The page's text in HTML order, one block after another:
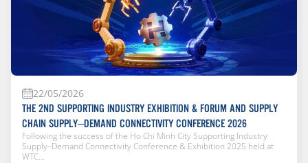
22/05/2026
THE 2ND SUPPORTING INDUSTRY EXHIBITION & FORUM AND SUPPLY
CHAIN SUPPLY–DEMAND CONNECTIVITY CONFERENCE 2026
Following the success of the Ho Chi Minh City Supporting Industry
Supply–Demand Connectivity Conference & Exhibition 2025 held at
WTC...